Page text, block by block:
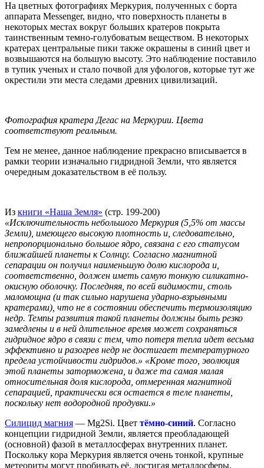
На цветных фотографиях Меркурия, полученных с борта
аппарата Messenger, видно, что поверхность планеты в
некоторых местах вокруг больших кратеров покрыта
таинственным темно-голубоватым веществом. В некоторых
кратерах центральные пики также окрашены в синий цвет и
возвышаются на большую высоту. Это наблюдение поставило
в тупик ученых и стало почвой для уфологов, которые тут же
окрестили эти места следами древних цивилизаций.
Фотография кратера Дегас на Меркурии. Цвета
соответствуют реальным.
Тем не менее, данное наблюдение прекрасно вписывается в
рамки теории изначально гидридной Земли, что является
очередным доказательством в её пользу.
Из книги «Наша Земля» (стр. 199-200)
«Исключительность небольшого Меркурия (5,5% от массы
Земли), имеющего высокую плотность и, следовательно,
непропорционально большое ядро, связана с его статусом
ближайшей планеты к Солнцу. Согласно магнитной
сепарации он получил наименьшую долю кислорода и,
соответственно, должен иметь самую тонкую силикатно-
окисную оболочку. Последняя, по всей видимости, столь
маломощна (и так сильно нарушена ударно-взрывными
кратерами), что не в состоянии обеспечить термоизоляцию
недр. Темпы развития такой планеты должны быть резко
замедлены и в ней длительное время может сохраняться
гидридное ядро в связи с тем, что потеря тепла идет весьма
эффективно и разогрев недр не достигает температурного
предела устойчивости гидридов.» «Кроме того, эволюция
этой планеты заторможена, и даже та самая малая
относительная доля кислорода, отмеренная магнитной
сепарацией, практически вся остается в теле планеты,
поскольку нет водородной продувки.»
Силицид магния — Mg2Si. Цвет тёмно-синий. Согласно
концепции гидридной Земли, является преобладающей
(основной) фазой в металлосферах внутренних планет.
Поскольку кора Меркурия является очень тонкой, крупные
метеориты могут пробивать её, достигая металлосферы,